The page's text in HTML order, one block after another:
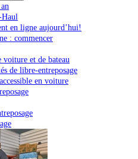
en ligne aujourd’hui!
: commencer
voiture et de bateau
de libre-entreposage
en voiture